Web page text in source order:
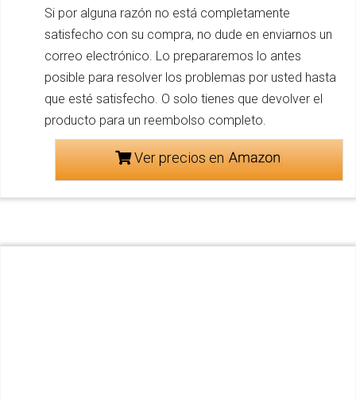
Si por alguna razón no está completamente
satisfecho con su compra, no dude en enviarnos un
correo electrónico. Lo prepararemos lo antes
posible para resolver los problemas por usted hasta
que esté satisfecho. O solo tienes que devolver el
producto para un reembolso completo.
Ver precios en